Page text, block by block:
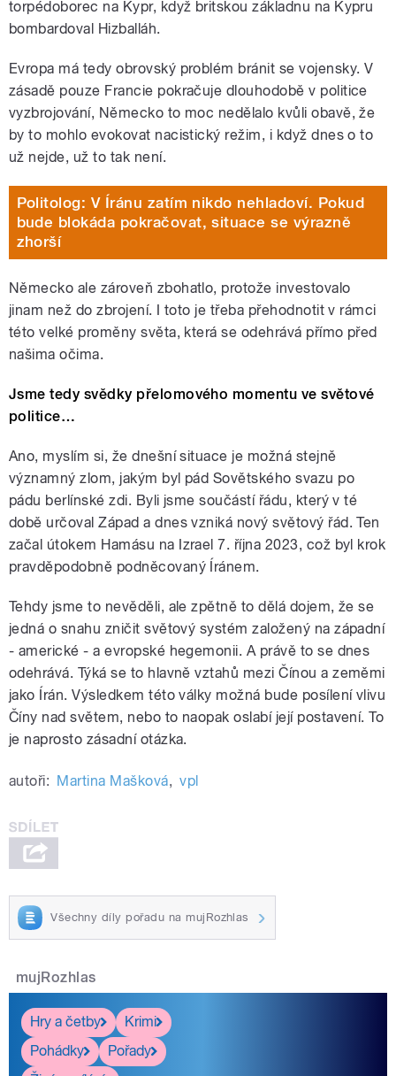
torpédoborec na Kypr, když britskou základnu na Kypru
bombardoval Hizballáh.
Evropa má tedy obrovský problém bránit se vojensky. V
zásadě pouze Francie pokračuje dlouhodobě v politice
vyzbrojování, Německo to moc nedělalo kvůli obavě, že
by to mohlo evokovat nacistický režim, i když dnes o to
už nejde, už to tak není.
Politolog: V Íránu zatím nikdo nehladoví. Pokud
bude blokáda pokračovat, situace se výrazně
zhorší
Německo ale zároveň zbohatlo, protože investovalo
jinam než do zbrojení. I toto je třeba přehodnotit v rámci
této velké proměny světa, která se odehrává přímo před
našima očima.
Jsme tedy svědky přelomového momentu ve světové
politice…
Ano, myslím si, že dnešní situace je možná stejně
významný zlom, jakým byl pád Sovětského svazu po
pádu berlínské zdi. Byli jsme součástí řádu, který v té
době určoval Západ a dnes vzniká nový světový řád. Ten
začal útokem Hamásu na Izrael 7. října 2023, což byl krok
pravděpodobně podněcovaný Íránem.
Tehdy jsme to nevěděli, ale zpětně to dělá dojem, že se
jedná o snahu zničit světový systém založený na západní
- americké - a evropské hegemonii. A právě to se dnes
odehrává. Týká se to hlavně vztahů mezi Čínou a zeměmi
jako Írán. Výsledkem této války možná bude posílení vlivu
Číny nad světem, nebo to naopak oslabí její postavení. To
je naprosto zásadní otázka.
autoři: Martina Mašková, vpl
Všechny díly pořadu na mujRozhlas
mujRozhlas
Hry a četby
Krimi
Pohádky
Pořady